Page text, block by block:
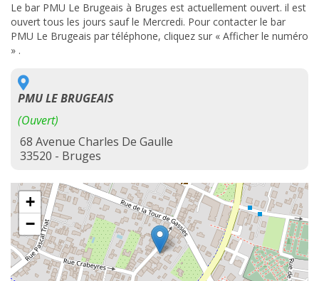
Le bar PMU Le Brugeais à Bruges est actuellement ouvert. il est
ouvert tous les jours sauf le Mercredi. Pour contacter le bar
PMU Le Brugeais par téléphone, cliquez sur « Afficher le numéro
» .
PMU LE BRUGEAIS
(Ouvert)
68 Avenue Charles De Gaulle
33520 - Bruges
+
−